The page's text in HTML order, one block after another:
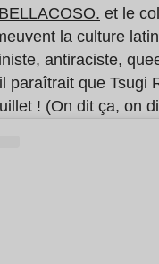
BELLACOSO. et le
la culture
antiraciste,
paraîtrait que Tsugi
! (On dit ça, on